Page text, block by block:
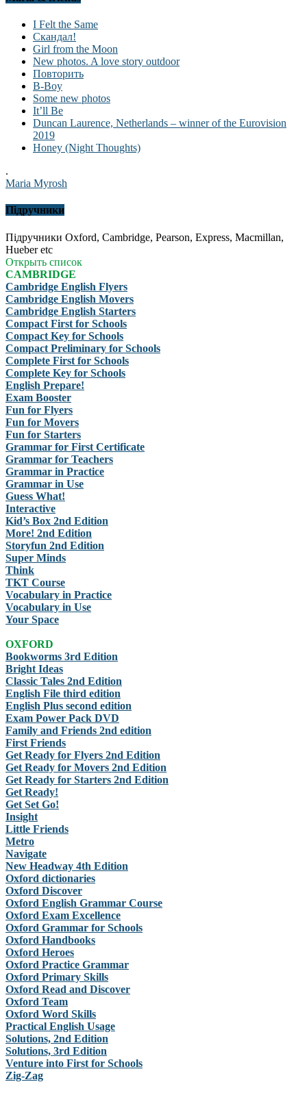
I Felt the Same
Скандал!
Girl from the Moon
New photos. A love story outdoor
Повторить
B-Boy
Some new photos
It’ll Be
Duncan Laurence, Netherlands – winner of the Eurovision
2019
Honey (Night Thoughts)
.
Maria Myrosh
Підручники
Підручники Oxford, Cambridge, Pearson, Express, Macmillan,
Hueber etc
Открыть список
CAMBRIDGE
Cambridge English Flyers
Cambridge English Movers
Cambridge English Starters
Compact First for Schools
Compact Key for Schools
Compact Preliminary for Schools
Complete First for Schools
Complete Key for Schools
English Prepare!
Exam Booster
Fun for Flyers
Fun for Movers
Fun for Starters
Grammar for First Certificate
Grammar for Teachers
Grammar in Practice
Grammar in Use
Guess What!
Interactive
Kid’s Box 2nd Edition
More! 2nd Edition
Storyfun 2nd Edition
Super Minds
Think
TKT Course
Vocabulary in Practice
Vocabulary in Use
Your Space
OXFORD
Bookworms 3rd Edition
Bright Ideas
Classic Tales 2nd Edition
English File third edition
English Plus second edition
Exam Power Pack DVD
Family and Friends 2nd edition
First Friends
Get Ready for Flyers 2nd Edition
Get Ready for Movers 2nd Edition
Get Ready for Starters 2nd Edition
Get Ready!
Get Set Go!
Insight
Little Friends
Metro
Navigate
New Headway 4th Edition
Oxford dictionaries
Oxford Discover
Oxford English Grammar Course
Oxford Exam Excellence
Oxford Grammar for Schools
Oxford Handbooks
Oxford Heroes
Oxford Practice Grammar
Oxford Primary Skills
Oxford Read and Discover
Oxford Team
Oxford Word Skills
Practical English Usage
Solutions, 2nd Edition
Solutions, 3rd Edition
Venture into First for Schools
Zig-Zag